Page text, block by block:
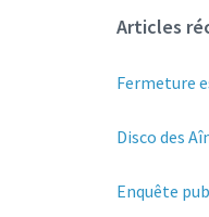
Articles
Fermeture
Disco des
Enquête